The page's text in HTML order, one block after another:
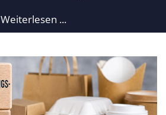
Weiterlesen ...